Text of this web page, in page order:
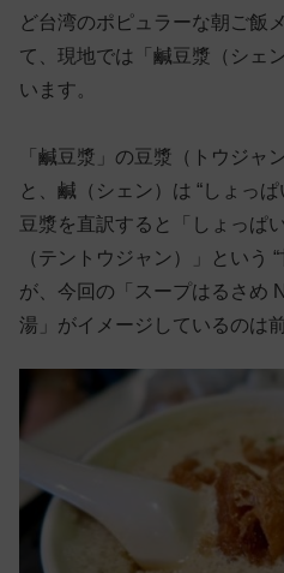
ど台湾のポピュラーな朝ご飯
て、現地では「鹹豆漿（シェ
います。
「鹹豆漿」の豆漿（トウジャ
と、鹹（シェン）は “しょっ
豆漿を直訳すると「しょっぱ
（テントウジャン）」という
が、今回の「スープはるさめ
湯」がイメージしているのは